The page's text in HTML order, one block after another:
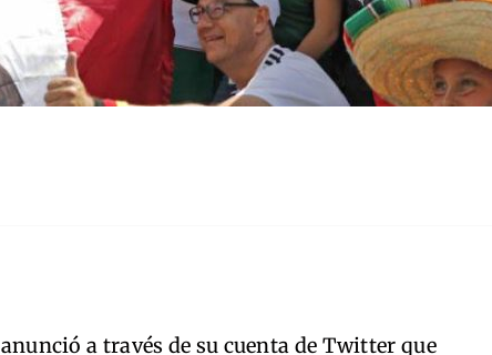
anunció a través de su cuenta de Twitter que